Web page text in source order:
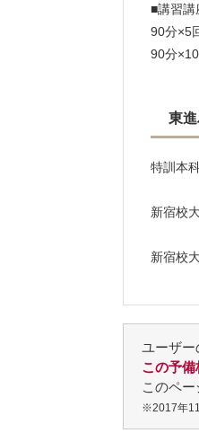
■講習講
90分×5
90分
東
特訓本
新宿校
新宿校
ユーザ
この予備
このペ
※2017年11